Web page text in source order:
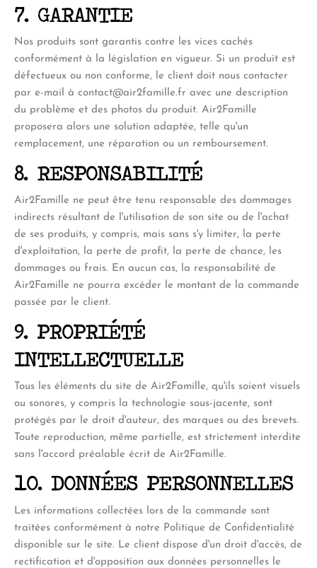
7. GARANTIE
Nos produits sont garantis contre les vices cachés
conformément à la législation en vigueur. Si un produit est
défectueux ou non conforme, le client doit nous contacter
par e-mail à contact@air2famille.fr avec une description
du problème et des photos du produit. Air2Famille
proposera alors une solution adaptée, telle qu'un
remplacement, une réparation ou un remboursement.
8. RESPONSABILITÉ
Air2Famille ne peut être tenu responsable des dommages
indirects résultant de l'utilisation de son site ou de l'achat
de ses produits, y compris, mais sans s'y limiter, la perte
d'exploitation, la perte de profit, la perte de chance, les
dommages ou frais. En aucun cas, la responsabilité de
Air2Famille ne pourra excéder le montant de la commande
passée par le client.
9. PROPRIÉTÉ
INTELLECTUELLE
Tous les éléments du site de Air2Famille, qu'ils soient visuels
ou sonores, y compris la technologie sous-jacente, sont
protégés par le droit d'auteur, des marques ou des brevets.
Toute reproduction, même partielle, est strictement interdite
sans l'accord préalable écrit de Air2Famille.
10. DONNÉES PERSONNELLES
Les informations collectées lors de la commande sont
traitées conformément à notre Politique de Confidentialité
disponible sur le site. Le client dispose d'un droit d'accès, de
rectification et d'opposition aux données personnelles le